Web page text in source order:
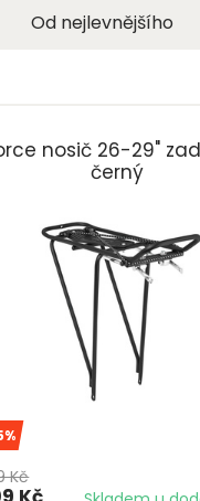
Od nejlevnějšího
nosič 26-29"
černý
Kč